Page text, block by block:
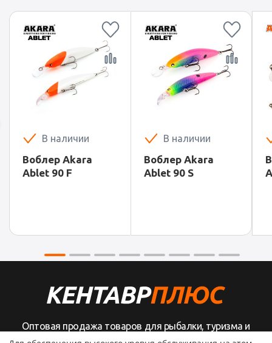
В наличии
Воблер Akara
Ablet 90 F
В наличии
Воблер Akara
Ablet 90 S
Оптовая продажа товаров для рыбалки, туризма и